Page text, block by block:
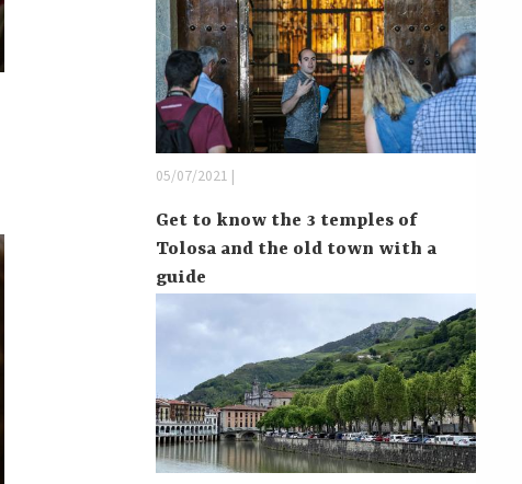
05/07/2021 |
Get to know the 3 temples of
Tolosa and the old town with a
guide